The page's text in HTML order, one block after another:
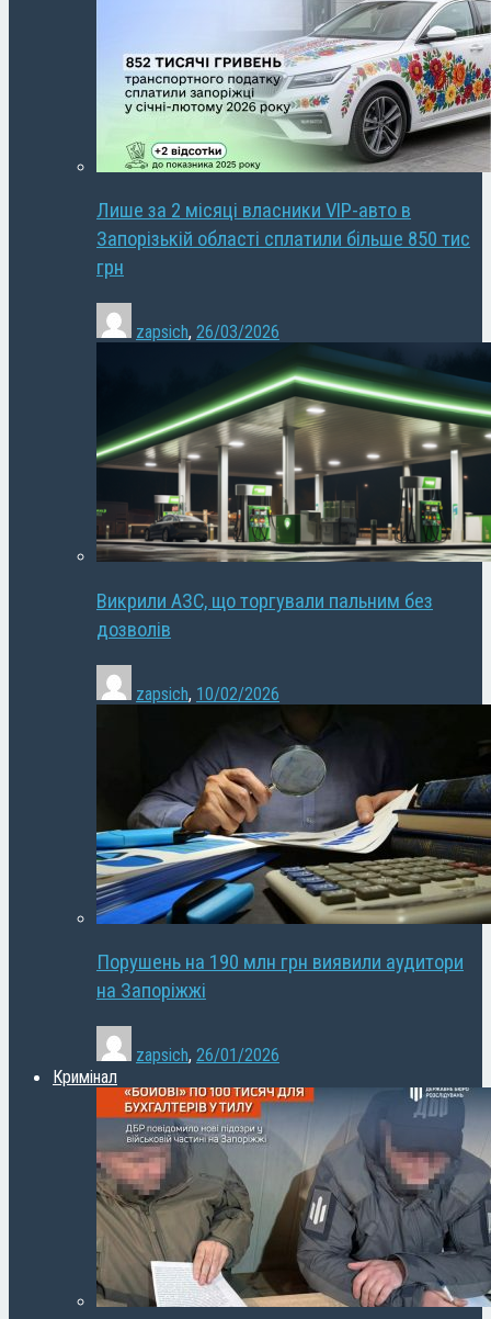
Лише за 2 місяці власники VIP-авто в
Запорізькій області сплатили більше 850 тис
грн
zapsich, 26/03/2026
Викрили АЗС, що торгували пальним без
дозволів
zapsich, 10/02/2026
Порушень на 190 млн грн виявили аудитори
на Запоріжжі
zapsich, 26/01/2026
Кримінал